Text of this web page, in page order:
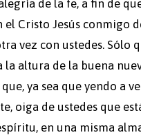
de la fe, a fin de
el Cristo Jesús conmigo
vez con ustedes. Sólo
la altura de la buena
ya sea que yendo a
oiga de ustedes que
en una misma